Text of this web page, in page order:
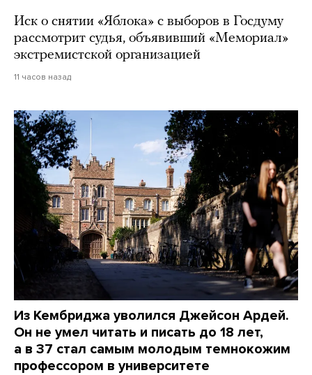
Иск о снятии «Яблока» с выборов в Госдуму
рассмотрит судья, объявивший «Мемориал»
экстремистской организацией
11 часов назад
Из Кембриджа уволился Джейсон Ардей.
Он не умел читать и писать до 18 лет,
а в 37 стал самым молодым темнокожим
профессором в университете